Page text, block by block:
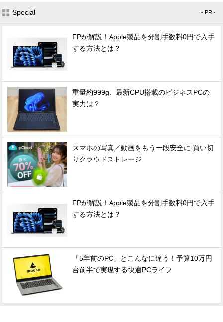
Special - PR -
FPが解説！Apple製品を分割手数料0円で入手
する方法とは？
重量約999g、最新CPU搭載のビジネスPCの
実力は？
スマホの写真／動画をもう一段安全に 買い切
りクラウドストレージ
FPが解説！Apple製品を分割手数料0円で入手
する方法とは？
「5年前のPC」とこんなに違う！予算10万円
台前半で実現する快適PCライフ